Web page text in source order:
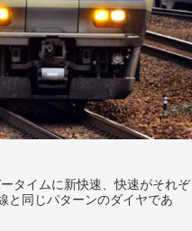
タイムに新快速、快速がそれぞ
と同じパターンのダイヤであ